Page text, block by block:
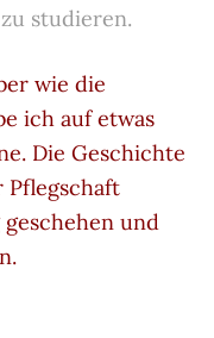
studieren.
wie die
ich auf etwas
Die Geschichte
Pflegschaft
und